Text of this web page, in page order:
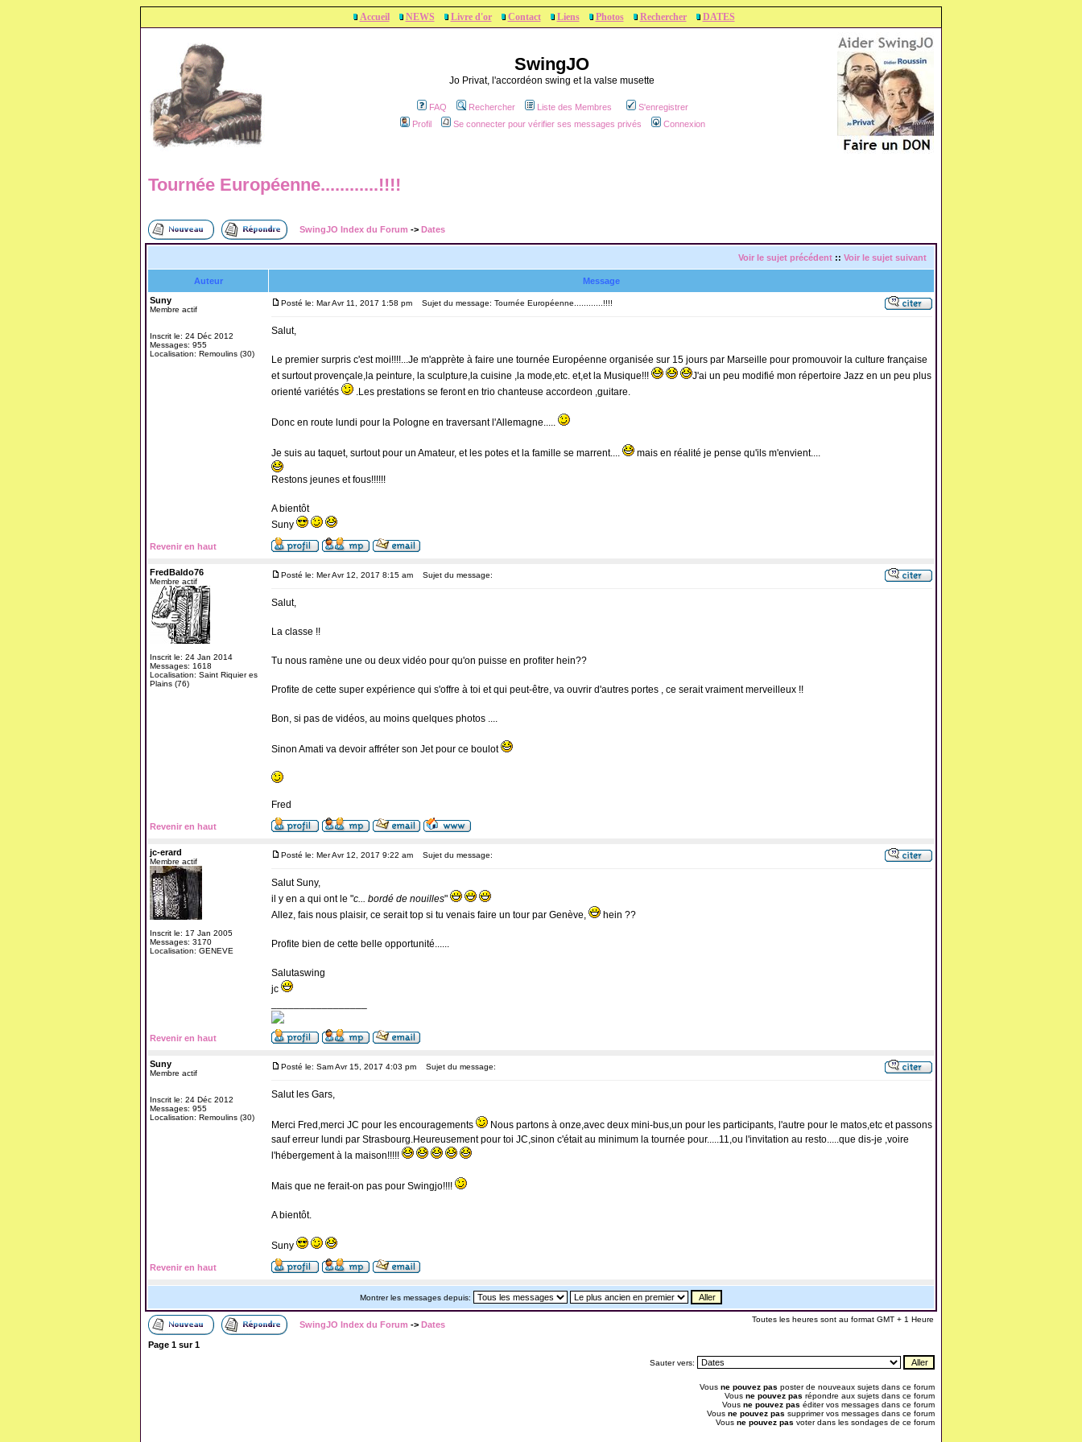
Accueil NEWS Livre d'or Contact Liens Photos Rechercher DATES
SwingJO
Jo Privat, l'accordéon swing et la valse musette
FAQ Rechercher Liste des Membres
S'enregistrer
Profil
Se connecter pour vérifier ses messages privés Connexion
Tournée Européenne............!!!!
SwingJO Index du Forum -> Dates
Voir le sujet précédent :: Voir le sujet suivant
Auteur
Message
Suny
Membre actif
Inscrit le: 24 Déc 2012
Messages: 955
Localisation: Remoulins (30)
Posté le: Mar Avr 11, 2017 1:58 pm Sujet du message: Tournée Européenne............!!!!
Salut,
Le premier surpris c'est moi!!!!...Je m'apprète à faire une tournée Européenne organisée sur 15 jours par Marseille pour promouvoir la culture française
et surtout provençale,la peinture, la sculpture,la cuisine ,la mode,etc. et,et la Musique!!!
J'ai un peu modifié mon répertoire Jazz en un peu plus
orienté variétés
.Les prestations se feront en trio chanteuse accordeon ,guitare.
Donc en route lundi pour la Pologne en traversant l'Allemagne.....
Je suis au taquet, surtout pour un Amateur, et les potes et la famille se marrent.... mais en réalité je pense qu'ils m'envient....
Restons jeunes et fous!!!!!!
A bientôt
Suny
Revenir en haut
FredBaldo76
Membre actif
Inscrit le: 24 Jan 2014
Messages: 1618
Localisation: Saint Riquier es
Plains (76)
Posté le: Mer Avr 12, 2017 8:15 am Sujet du message:
Salut,
La classe !!
Tu nous ramène une ou deux vidéo pour qu'on puisse en profiter hein??
Profite de cette super expérience qui s'offre à toi et qui peut-être, va ouvrir d'autres portes , ce serait vraiment merveilleux !!
Bon, si pas de vidéos, au moins quelques photos ....
Sinon Amati va devoir affréter son Jet pour ce boulot
Fred
Revenir en haut
jc-erard
Membre actif
Inscrit le: 17 Jan 2005
Messages: 3170
Localisation: GENEVE
Posté le: Mer Avr 12, 2017 9:22 am Sujet du message:
Salut Suny,
il y en a qui ont le "c... bordé de nouilles"
Allez, fais nous plaisir, ce serait top si tu venais faire un tour par Genève,
hein ??
Profite bien de cette belle opportunité......
Salutaswing
jc
Revenir en haut
Suny
Membre actif
Inscrit le: 24 Déc 2012
Messages: 955
Localisation: Remoulins (30)
Posté le: Sam Avr 15, 2017 4:03 pm Sujet du message:
Salut les Gars,
Merci Fred,merci JC pour les encouragements
Nous partons à onze,avec deux mini-bus,un pour les participants, l'autre pour le matos,etc et passons
sauf erreur lundi par Strasbourg.Heureusement pour toi JC,sinon c'était au minimum la tournée pour.....11,ou l'invitation au resto.....que dis-je ,voire
l'hébergement à la maison!!!!!
Mais que ne ferait-on pas pour Swingjo!!!!
A bientôt.
Suny
Revenir en haut
Montrer les messages depuis:
SwingJO Index du Forum -> Dates
Toutes les heures sont au format GMT + 1 Heure
Page 1 sur1
Sauter vers:
Vous ne pouvez pas poster de nouveaux sujets dans ce forum
Vous ne pouvez pas répondre aux sujets dans ce forum
Vous ne pouvez pas éditer vos messages dans ce forum
Vous ne pouvez pas supprimer vos messages dans ce forum
Vous ne pouvez pas voter dans les sondages de ce forum